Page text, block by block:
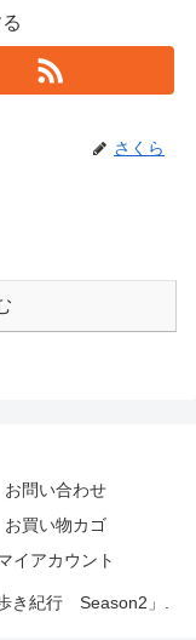
さくら
お問い合わせ
お買い物カゴ
イアカウント
き紀行 Season2」.